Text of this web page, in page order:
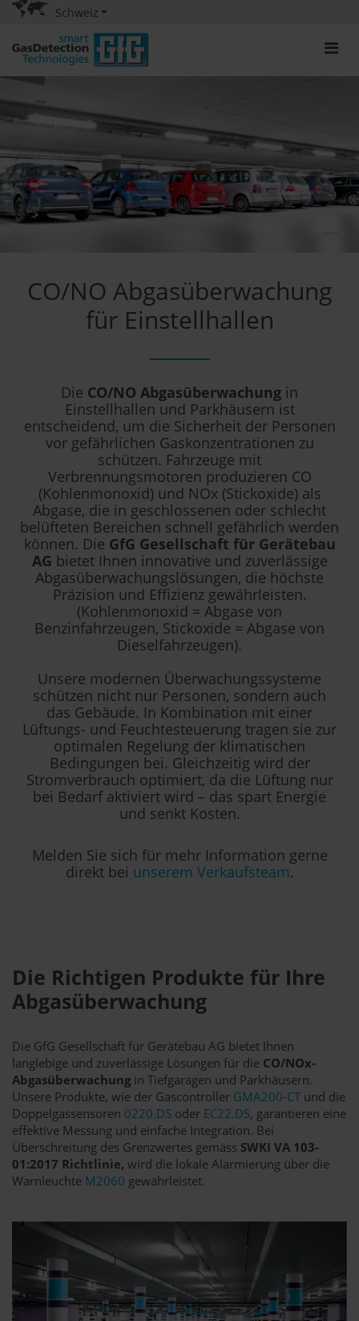
Schweiz
CO/NO Abgasüberwachung
für Einstellhallen
Die CO/NO Abgasüberwachung in
Einstellhallen und Parkhäusern ist
entscheidend, um die Sicherheit der Personen
vor gefährlichen Gaskonzentrationen zu
schützen. Fahrzeuge mit
Verbrennungsmotoren produzieren CO
(Kohlenmonoxid) und NOx (Stickoxide) als
Abgase, die in geschlossenen oder schlecht
belüfteten Bereichen schnell gefährlich werden
können. Die GfG Gesellschaft für Gerätebau
AG bietet Ihnen innovative und zuverlässige
Abgasüberwachungslösungen, die höchste
Präzision und Effizienz gewährleisten.
(Kohlenmonoxid = Abgase von
Benzinfahrzeugen, Stickoxide = Abgase von
Dieselfahrzeugen).
Unsere modernen Überwachungssysteme
schützen nicht nur Personen, sondern auch
das Gebäude. In Kombination mit einer
Lüftungs- und Feuchtesteuerung tragen sie zur
optimalen Regelung der klimatischen
Bedingungen bei. Gleichzeitig wird der
Stromverbrauch optimiert, da die Lüftung nur
bei Bedarf aktiviert wird – das spart Energie
und senkt Kosten.
Melden Sie sich für mehr Information gerne
direkt bei unserem Verkaufsteam.
Die Richtigen Produkte für Ihre
Abgasüberwachung
Die GfG Gesellschaft für Gerätebau AG bietet Ihnen
langlebige und zuverlässige Lösungen für die CO/NOx-
Abgasüberwachung in Tiefgaragen und Parkhäusern.
Unsere Produkte, wie der Gascontroller GMA200-CT und die
Doppelgassensoren 0220.DS oder EC22.DS, garantieren eine
effektive Messung und einfache Integration. Bei
Überschreitung des Grenzwertes gemäss SWKI VA 103-
01:2017 Richtlinie, wird die lokale Alarmierung über die
Warnleuchte M2060 gewährleistet.